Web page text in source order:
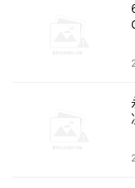
基于优质课程获得